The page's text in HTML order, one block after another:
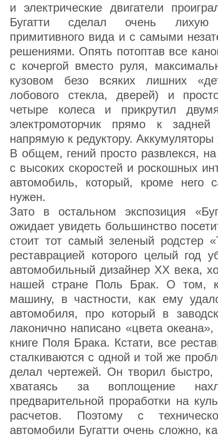
и электрические двигатели
Бугатти сделал очень лихую
примитивного вида и с самыми
решениями. Опять потоптав все
с кочергой вместо руля,
кузовом безо всяких лишних
лобового стекла, дверей) и
четыре колеса и прикрутил
электромоторчик прямо к
напрямую к редуктору.
В общем, гений просто развлекся,
с высоких скоростей и роскошных
автомобиль, который, кроме него
нужен.
Зато в остальном экспозиция
ожидает увидеть большинство
стоит тот самый зеленый родстер
реставрацией которого целый год
автомобильный дизайнер ХХ века,
нашей стране Поль Брак. О том,
машину, в частности, как ему
автомобиля, про который в
лаконично написано «цвета
книге Поля Брака. Кстати, все
сталкиваются с одной и той же
делал чертежей. Он творил быстро,
хватаясь за воплощение
предварительной проработки на
расчетов. Поэтому с
автомобили Бугатти очень сложно,